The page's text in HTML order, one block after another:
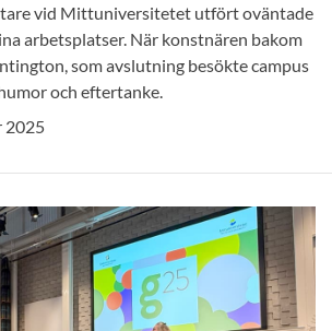
vid Mittuniversitetet utfört oväntade
arbetsplatser. När konstnären bakom
som avslutning besökte campus
och eftertanke.
2025